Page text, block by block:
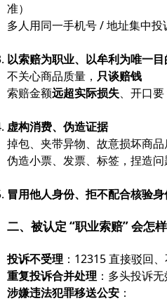
准）
多人用同一手机号 / 地址集中投
以索赔为职业、以牟利为唯一目
不关心商品质量， 只谈赔钱
索赔金额远超实际损失、开口要
虚构消费、伪造证据
掉包、夹带异物、故意损坏商
伪造小票、发票、标签，捏造问
冒用他人身份、拒不配合核验身
二、被认定 “职业索赔” 会怎
投诉不受理 ：12315 直接驳回
重复投诉合并处理 ：多头投诉无
涉嫌违法犯罪移送公安 ：